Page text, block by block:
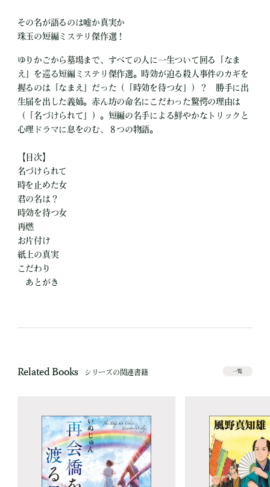
その名が語るのは嘘か真実か
珠玉の短編ミステリ傑作選！
ゆりかごから墓場まで、すべての人に一生ついて回る「なま
え」を巡る短編ミステリ傑作選。時効が迫る殺人事件のカギを
握るのは「なまえ」だった（「時効を待つ女」）？ 勝手に出
生届を出した義姉。赤ん坊の命名にこだわった驚愕の理由は
（「名づけられて」）。短編の名手による鮮やかなトリックと
心理ドラマに息をのむ、８つの物語。
【目次】
名づけられて
時を止めた女
君の名は？
時効を待つ女
再燃
お片付け
紙上の真実
こだわり
あとがき
Related Books シリーズの関連書籍 一覧